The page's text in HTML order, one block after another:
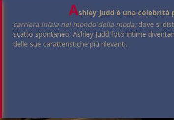
Ashley Judd è una celebrità
carriera inizia nel mondo della moda, dove si
scatto spontaneo. Ashley Judd foto intime
delle sue caratteristiche più rilevanti.